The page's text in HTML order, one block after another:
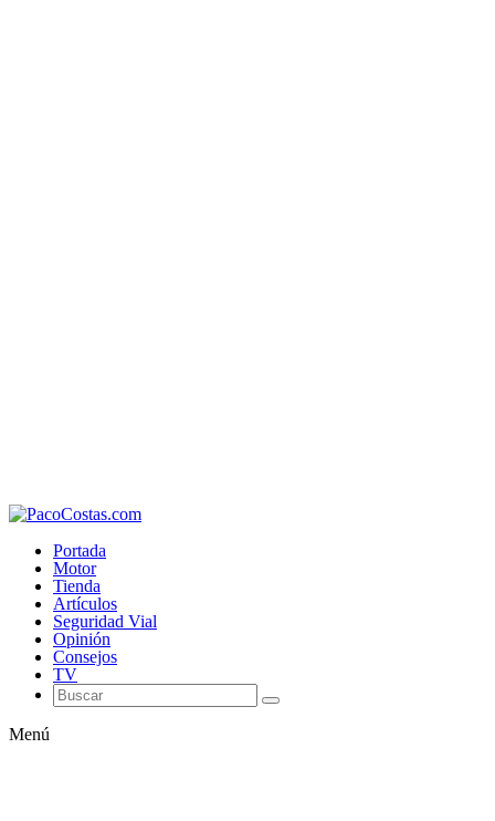
Portada
Motor
Tienda
Artículos
Seguridad Vial
Opinión
Consejos
TV
Menú